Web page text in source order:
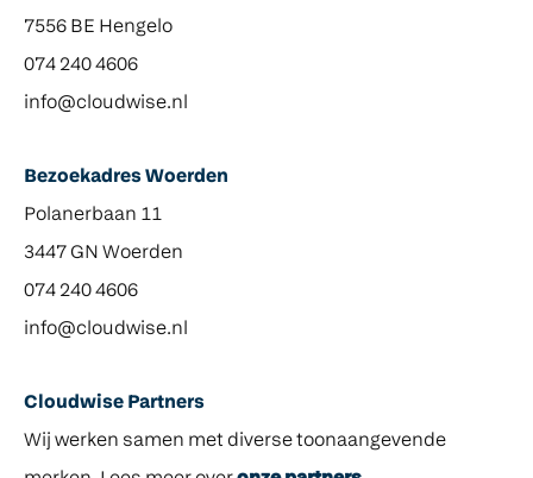
7556 BE Hengelo
074 240 4606
info@cloudwise.nl
Bezoekadres Woerden
Polanerbaan 11
3447 GN Woerden
074 240 4606
info@cloudwise.nl
Cloudwise Partners
Wij werken samen met diverse toonaangevende